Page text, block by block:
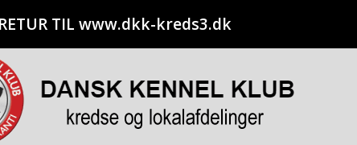
RETUR TIL www.dkk-kreds3.dk